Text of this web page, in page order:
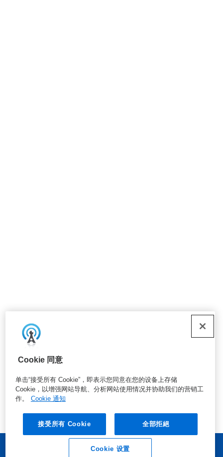
Cookie 同意
单击“接受所有 Cookie”，即表示您同意在您的设备上存储
Cookie，以增强网站导航、分析网站使用情况并协助我们的营销工
作。
Cookie 通知
接受所有 Cookie 全部拒絕
Cookie 设置